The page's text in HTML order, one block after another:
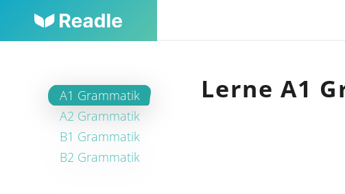
A1 Grammatik
A2 Grammatik
B1 Grammatik
B2 Grammatik
Lerne A1